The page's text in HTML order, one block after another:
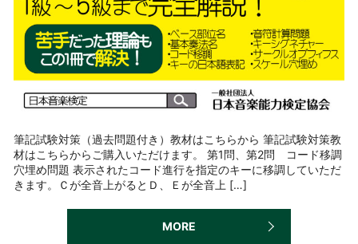
筆記試験対策（過去問題付き）教材はこちらから 筆記試験対策教
材はこちらからご購入いただけます。 第1問、第2問 コード移調
穴埋め問題 表示されたコード進行を指定のキーに移調していただ
きます。Ｃが全音上がるとＤ、Ｅが全音上 […]
MORE